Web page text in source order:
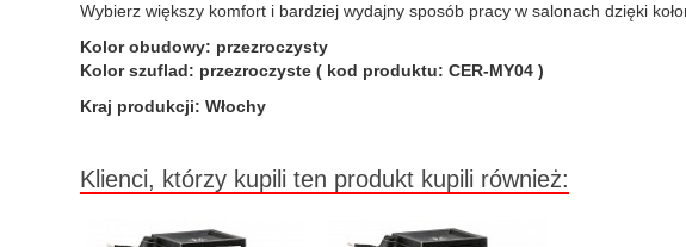
Wybierz większy komfort i bardziej wydajny sposób pracy w salonach dzięki
Kolor obudowy: przezroczysty
Kolor szuflad: przezroczyste ( kod produktu: CER-MY04 )
Kraj produkcji: Włochy
Klienci, którzy kupili ten produkt kupili również: